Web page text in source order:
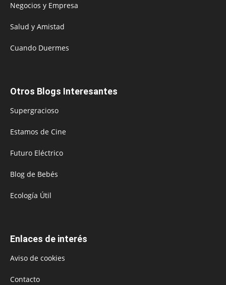
Negocios y Empresa
Salud y Amistad
Cuando Duermes
Otros Blogs Interesantes
Supergracioso
Estamos de Cine
Futuro Eléctrico
Blog de Bebés
Ecología Útil
Enlaces de interés
Aviso de cookies
Contacto